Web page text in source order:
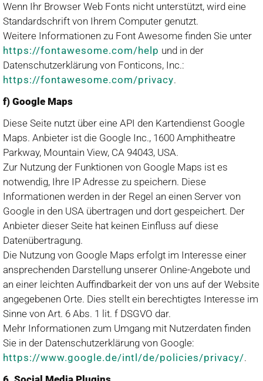
Wenn Ihr Browser Web Fonts nicht unterstützt, wird eine
Standardschrift von Ihrem Computer genutzt.
Weitere Informationen zu Font Awesome finden Sie unter
https://fontawesome.com/help und in der
Datenschutzerklärung von Fonticons, Inc.:
https://fontawesome.com/privacy.
f) Google Maps
Diese Seite nutzt über eine API den Kartendienst Google
Maps. Anbieter ist die Google Inc., 1600 Amphitheatre
Parkway, Mountain View, CA 94043, USA.
Zur Nutzung der Funktionen von Google Maps ist es
notwendig, Ihre IP Adresse zu speichern. Diese
Informationen werden in der Regel an einen Server von
Google in den USA übertragen und dort gespeichert. Der
Anbieter dieser Seite hat keinen Einfluss auf diese
Datenübertragung.
Die Nutzung von Google Maps erfolgt im Interesse einer
ansprechenden Darstellung unserer Online-Angebote und
an einer leichten Auffindbarkeit der von uns auf der Website
angegebenen Orte. Dies stellt ein berechtigtes Interesse im
Sinne von Art. 6 Abs. 1 lit. f DSGVO dar.
Mehr Informationen zum Umgang mit Nutzerdaten finden
Sie in der Datenschutzerklärung von Google:
https://www.google.de/intl/de/policies/privacy/.